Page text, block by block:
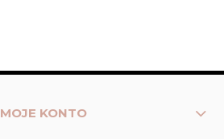
MOJE KONTO